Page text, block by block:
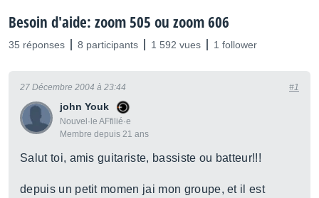
Besoin d'aide: zoom 505 ou zoom 606
35 réponses 8 participants 1 592 vues 1 follower
john Youk
Nouvel·le AFfilié·e
Membre depuis 21 ans
27 Décembre 2004 à 23:44 #1
Salut toi, amis guitariste, bassiste ou batteur!!!
depuis un petit momen jai mon groupe, et il est